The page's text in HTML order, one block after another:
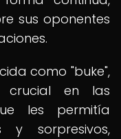
sus oponentes
como "buke",
crucial en las
les permitía
y sorpresivos,